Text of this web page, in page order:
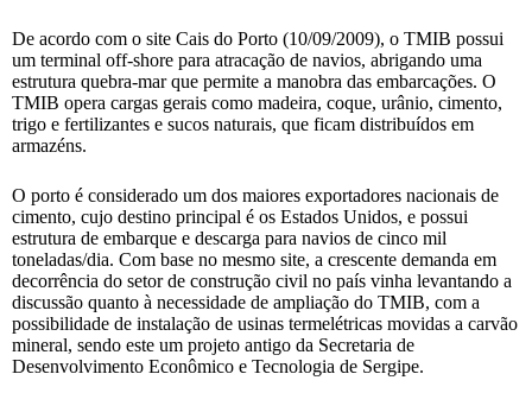
De acordo com o site Cais do Porto (10/09/2009), o TMIB possui
um terminal off-shore para atracação de navios, abrigando uma
estrutura quebra-mar que permite a manobra das embarcações. O
TMIB opera cargas gerais como madeira, coque, urânio, cimento,
trigo e fertilizantes e sucos naturais, que ficam distribuídos em
armazéns.
O porto é considerado um dos maiores exportadores nacionais de
cimento, cujo destino principal é os Estados Unidos, e possui
estrutura de embarque e descarga para navios de cinco mil
toneladas/dia. Com base no mesmo site, a crescente demanda em
decorrência do setor de construção civil no país vinha levantando a
discussão quanto à necessidade de ampliação do TMIB, com a
possibilidade de instalação de usinas termelétricas movidas a carvão
mineral, sendo este um projeto antigo da Secretaria de
Desenvolvimento Econômico e Tecnologia de Sergipe.